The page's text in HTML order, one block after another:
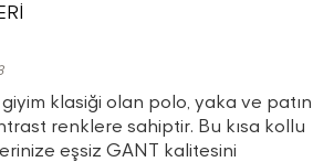
klasiği olan polo, yaka ve patın
renklere sahiptir. Bu kısa kollu
eşsiz GANT kalitesini